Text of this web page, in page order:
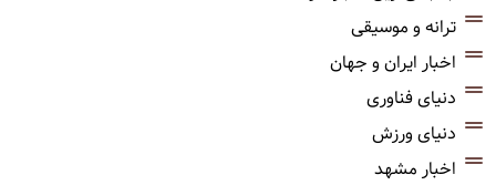
ترانه و موسیقی
اخبار ایران و جهان
دنیای فناوری
دنیای ورزش
اخبار مشهد